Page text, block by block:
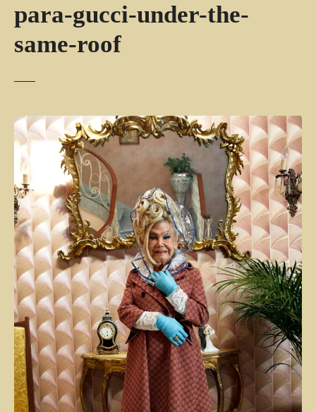
para-gucci-under-the-
same-roof